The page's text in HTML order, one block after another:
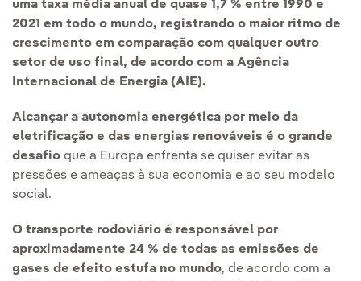
uma taxa média anual de quase 1,7 % entre 1990 e
2021 em todo o mundo, registrando o maior ritmo de
crescimento em comparação com qualquer outro
setor de uso final, de acordo com a Agência
Internacional de Energia (AIE).
Alcançar a autonomia energética por meio da
eletrificação e das energias renováveis é o grande
desafio que a Europa enfrenta se quiser evitar as
pressões e ameaças à sua economia e ao seu modelo
social.
O transporte rodoviário é responsável por
aproximadamente 24 % de todas as emissões de
gases de efeito estufa no mundo, de acordo com a